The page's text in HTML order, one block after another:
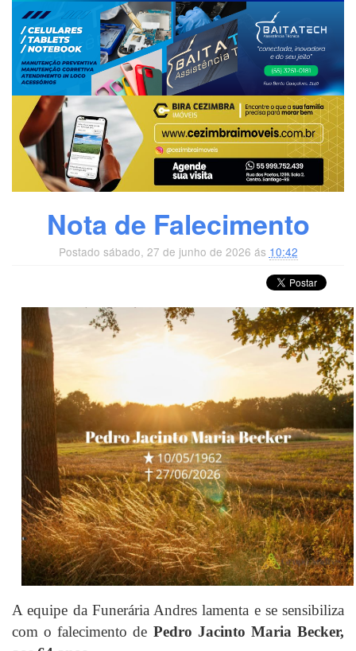
Nota de Falecimento
Postado sábado, 27 de junho de 2026 ás 10:42
A equipe da Funerária Andres lamenta e se sensibiliza
com o falecimento de Pedro Jacinto Maria Becker,